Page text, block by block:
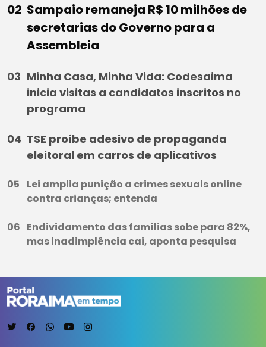
Sampaio remaneja R$ 10 milhões de
secretarias do Governo para a
Assembleia
Minha Casa, Minha Vida: Codesaima
inicia visitas a candidatos inscritos no
programa
TSE proíbe adesivo de propaganda
eleitoral em carros de aplicativos
Lei amplia punição a crimes sexuais online
contra crianças; entenda
Endividamento das famílias sobe para 82%,
mas inadimplência cai, aponta pesquisa